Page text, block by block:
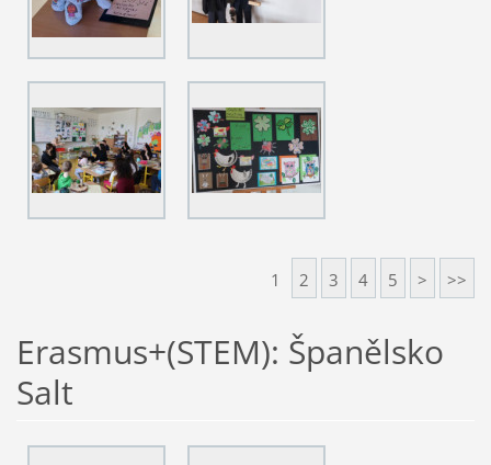
1 2 3 4 5 > >>
Erasmus+(STEM): Španělsko
Salt